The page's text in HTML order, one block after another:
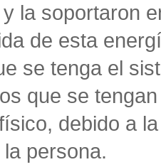
la soportaron
de esta
se tenga el
que se
debido a
persona.